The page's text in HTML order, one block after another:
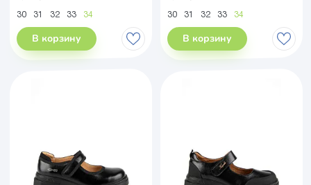
30 31 32 33 34
В корзину
30 31 32 33 34
В корзину